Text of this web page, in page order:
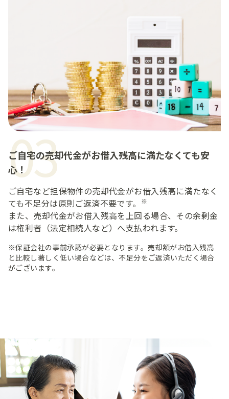
03
ご自宅の売却代金がお借入残高に満たなくても安
心！
ご自宅など担保物件の売却代金がお借入残高に満たなく
ても不足分は原則ご返済不要です。
※
また、売却代金がお借入残高を上回る場合、その余剰金
は権利者（法定相続人など）へ支払われます。
※保証会社の事前承認が必要となります。売却額がお借入残高
と比較し著しく低い場合などは、不足分をご返済いただく場合
がございます。